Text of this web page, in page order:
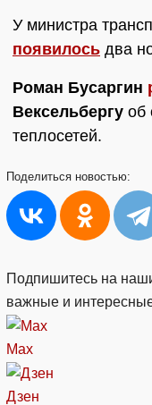
У министра
появилось два
Роман Бусаргин
Вексельбергу об
теплосетей.
Поделиться новостью:
Подпишитесь на
важные и
Max
Дзен